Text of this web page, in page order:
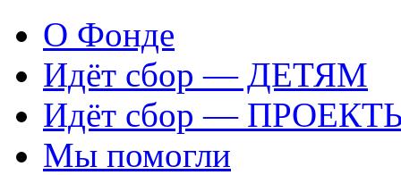
О Фонде
Идёт сбор — ДЕТЯМ
Идёт сбор —
Мы помогли